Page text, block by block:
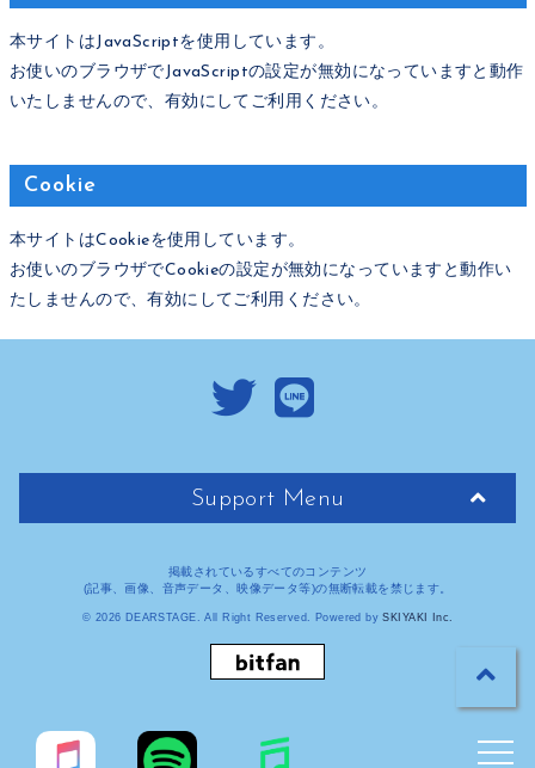
本サイトはJavaScriptを使用しています。
お使いのブラウザでJavaScriptの設定が無効になっていますと動作
いたしませんので、有効にしてご利用ください。
Cookie
本サイトはCookieを使用しています。
お使いのブラウザでCookieの設定が無効になっていますと動作い
たしませんので、有効にしてご利用ください。
Support Menu
掲載されているすべてのコンテンツ
(記事、画像、音声データ、映像データ等)の無断転載を禁じます。
© 2026 DEARSTAGE. All Right Reserved. Powered bySKIYAKI Inc.